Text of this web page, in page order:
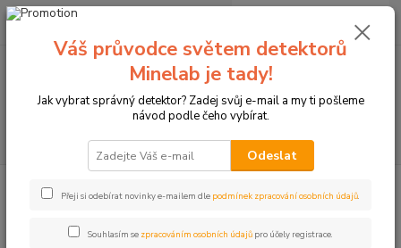
+420774877333
0 Kč
Kategorie blogu
Detektory
Váš průvodce světem detektorů
Minelab je tady!
Jak vybrat správný detektor? Zadej svůj e-mail a my ti pošleme
návod podle čeho vybírat.
Odeslat
Přeji si odebírat novinky e-mailem dle podmínek zpracování osobních údajů.
Souhlasím se zpracováním osobních údajů pro účely registrace.